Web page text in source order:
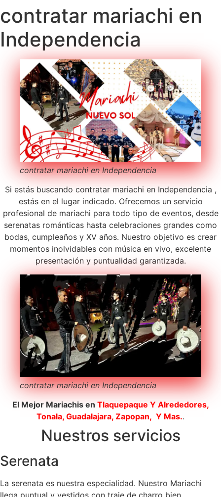
contratar mariachi en
Independencia
contratar mariachi en Independencia
Si estás buscando contratar mariachi en Independencia ,
estás en el lugar indicado. Ofrecemos un servicio
profesional de mariachi para todo tipo de eventos, desde
serenatas románticas hasta celebraciones grandes como
bodas, cumpleaños y XV años. Nuestro objetivo es crear
momentos inolvidables con música en vivo, excelente
presentación y puntualidad garantizada.
contratar mariachi en Independencia
El Mejor Mariachis en Tlaquepaque Y Alrededores,
Tonala, Guadalajara, Zapopan, Y Mas..
Nuestros servicios
Serenata
La serenata es nuestra especialidad. Nuestro Mariachi
llega puntual y vestidos con traje de charro bien